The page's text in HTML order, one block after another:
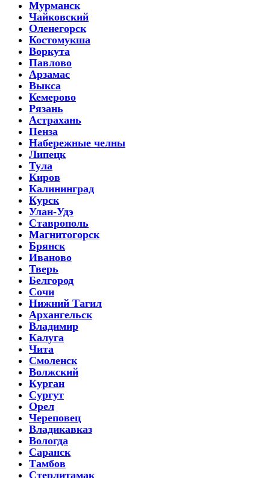
Мурманск
Чайковский
Оленегорск
Костомукша
Воркута
Павлово
Арзамас
Выкса
Кемерово
Рязань
Астрахань
Пенза
Набережные челны
Липецк
Тула
Киров
Калининград
Курск
Улан-Удэ
Ставрополь
Магнитогорск
Брянск
Иваново
Тверь
Белгород
Сочи
Нижний Тагил
Архангельск
Владимир
Калуга
Чита
Смоленск
Волжский
Курган
Сургут
Орел
Череповец
Владикавказ
Вологда
Саранск
Тамбов
Стерлитамак